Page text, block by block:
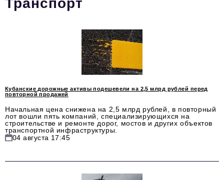
Стиль жизни
Сделано в России
Право
Точки роста
Транспорт
Кубанские дорожные активы подешевели на 2,5 млрд рублей перед
повторной продажей
Начальная цена снижена на 2,5 млрд рублей, в повторный
лот вошли пять компаний, специализирующихся на
строительстве и ремонте дорог, мостов и других объектов
транспортной инфраструктуры.
04 августа 17:45